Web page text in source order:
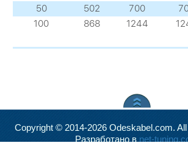
50
502 700
100
868 1244
Copyright © 2014-2026 Odeskabel.com.
Разработано в net-